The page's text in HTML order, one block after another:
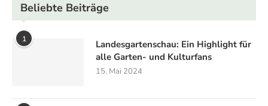
Beliebte Beiträge
1
Landesgartenschau: Ein Highlight für
alle Garten- und Kulturfans
15. Mai 2024